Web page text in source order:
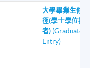
，而這些基礎法律知
許多港大專業進修
大學畢業生修讀
徑(學士學位持有
者) (Graduate
Entry)